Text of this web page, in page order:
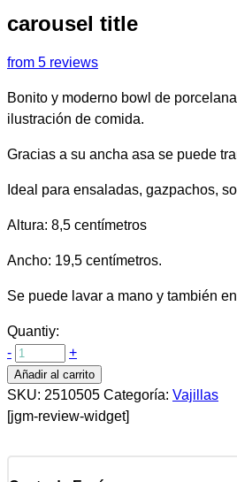
carousel title
from 5 reviews
Bonito y moderno bowl de
ilustración de comida.
Gracias a su ancha asa se puede
Ideal para ensaladas, gazpachos,
Altura: 8,5 centímetros
Ancho: 19,5 centímetros.
Se puede lavar a mano y también
Quantiy:
-
+
Añadir al carrito
SKU: 2510505 Categoría: Vajillas
[jgm-review-widget]